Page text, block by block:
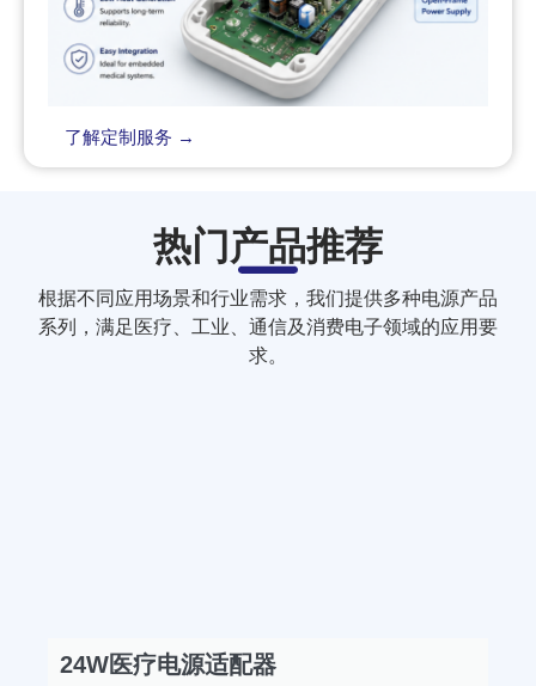
了解定制服务 →
热门产品推荐
根据不同应用场景和行业需求，我们提供多种电源产品
系列，满足医疗、工业、通信及消费电子领域的应用要
求。
24W医疗电源适配器